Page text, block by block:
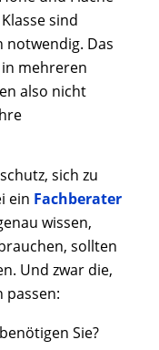
sind
Das
mehreren
also nicht
sich zu
ein Fachberater
wissen,
sollten
Und zwar die,
passen:
Sie?